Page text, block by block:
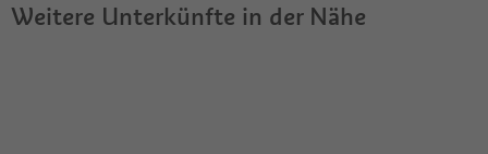
Weitere Unterkünfte in der Nähe